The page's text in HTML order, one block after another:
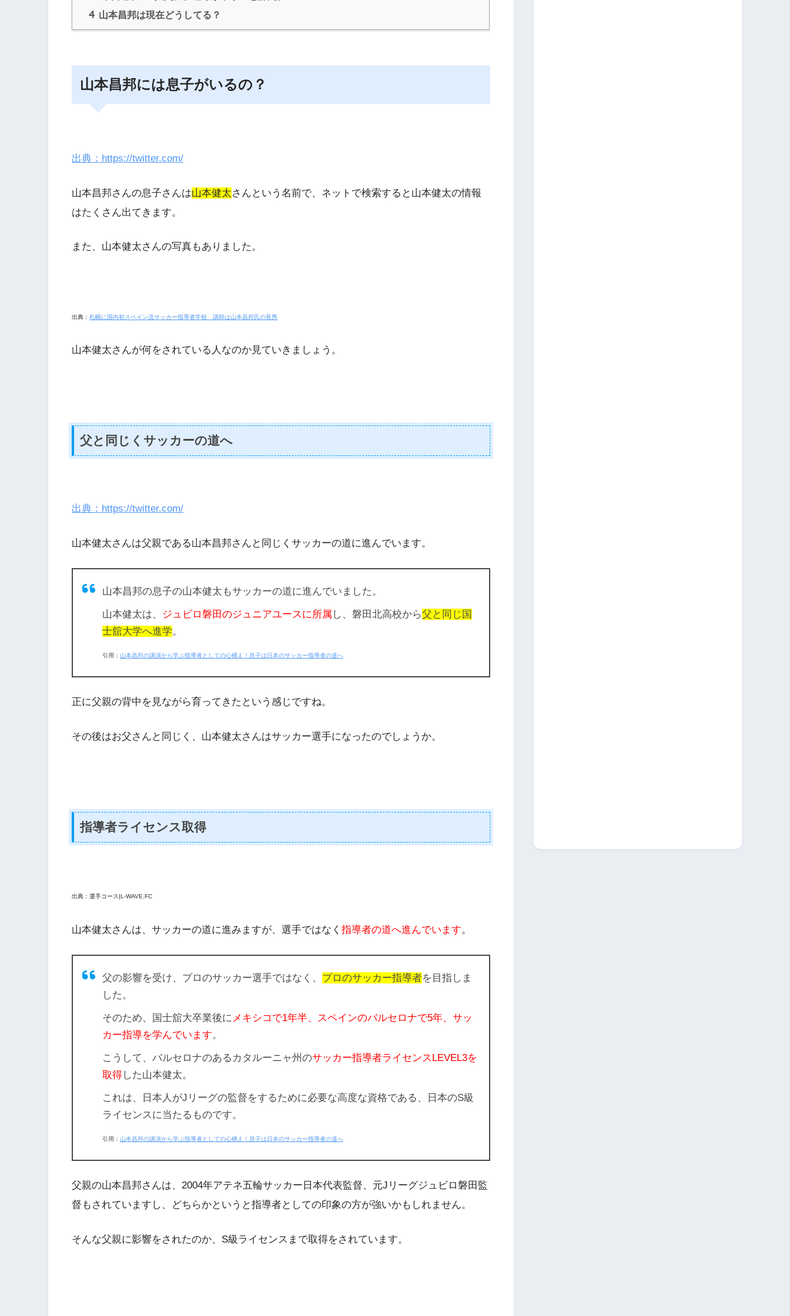
4 山本昌邦は現在どうしてる？
山本昌邦には息子がいるの？
出典：https://twitter.com/
山本昌邦さんの息子さんは山本健太さんという名前で、ネットで検索すると山本健太の情報
はたくさん出てきます。
また、 山本健太さんの写真もありました。
出典： 札幌に国内初スペイン流サッカー指導者学校 講師は山本昌邦氏の長男
山本健太さんが何をされている人なのか見ていきましょう。
父と同じくサッカーの道へ
出典：https://twitter.com/
山本健太さんは父親である山本昌邦さんと同じくサッカーの道に進んでいます。
山本昌邦の息子の山本健太もサッカーの道に進んでいました。
山本健太は、 ジュビロ磐田のジュニアユースに所属 し、磐田北高校から父と同じ国
士舘大学へ進学。
引用： 山本昌邦の講演から学ぶ指導者としての心構え！息子は日本のサッカー指導者の道へ
正に父親の背中を見ながら育ってきたという感じですね。
その後はお父さんと同じく、山本健太さんはサッカー選手になったのでしょうか。
指導者ライセンス取得
出典：選手コース|L-WAVE.FC
山本健太さんは、サッカーの道に進みますが、選手ではなく 指導者の道へ進んでいます。
父の影響を受け、プロのサッカー選手ではなく、 プロのサッカー指導者を目指しま
した。
そのため、国士舘大卒業後に メキシコで1年半、スペインのバルセロナで5年、サッ
カー指導を学んでいます。
こうして、バルセロナのあるカタルーニャ州のサッカー指導者ライセンスLEVEL3を
取得した山本健太。
これは、日本人がJリーグの監督をするために必要な高度な資格である、日本のS級
ライセンス に当たるものです。
引用： 山本昌邦の講演から学ぶ指導者としての心構え！息子は日本のサッカー指導者の道へ
父親の山本昌邦さんは、2004年アテネ五輪サッカー日本代表監督、元Jリーグジュビロ磐田監
督もされていますし、どちらかというと指導者としての印象の方が強いかもしれません。
そんな父親に影響をされたのか、S級ライセンスまで取得をされています。